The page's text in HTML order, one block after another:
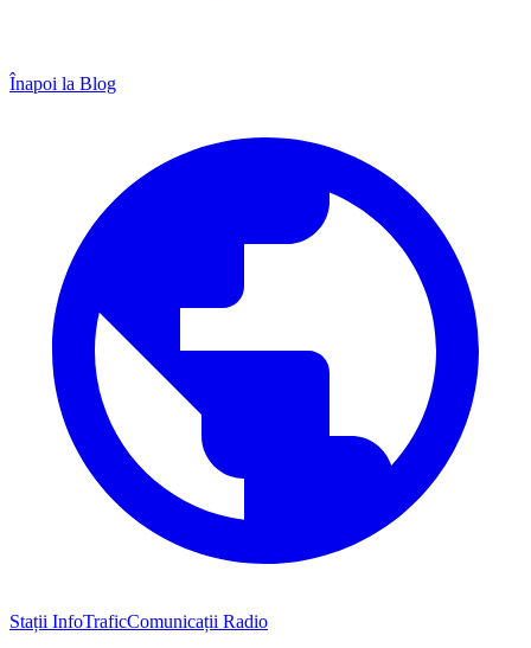
Înapoi la Blog
Stații InfoTraficComunicații Radio